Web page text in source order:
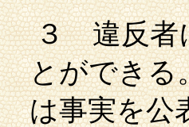
３ 違反者に
とができる
は事実を公